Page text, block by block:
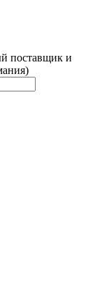
поставщик и